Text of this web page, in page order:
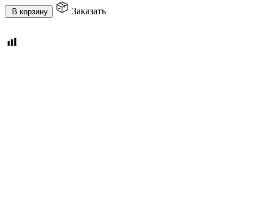
В корзину Заказать